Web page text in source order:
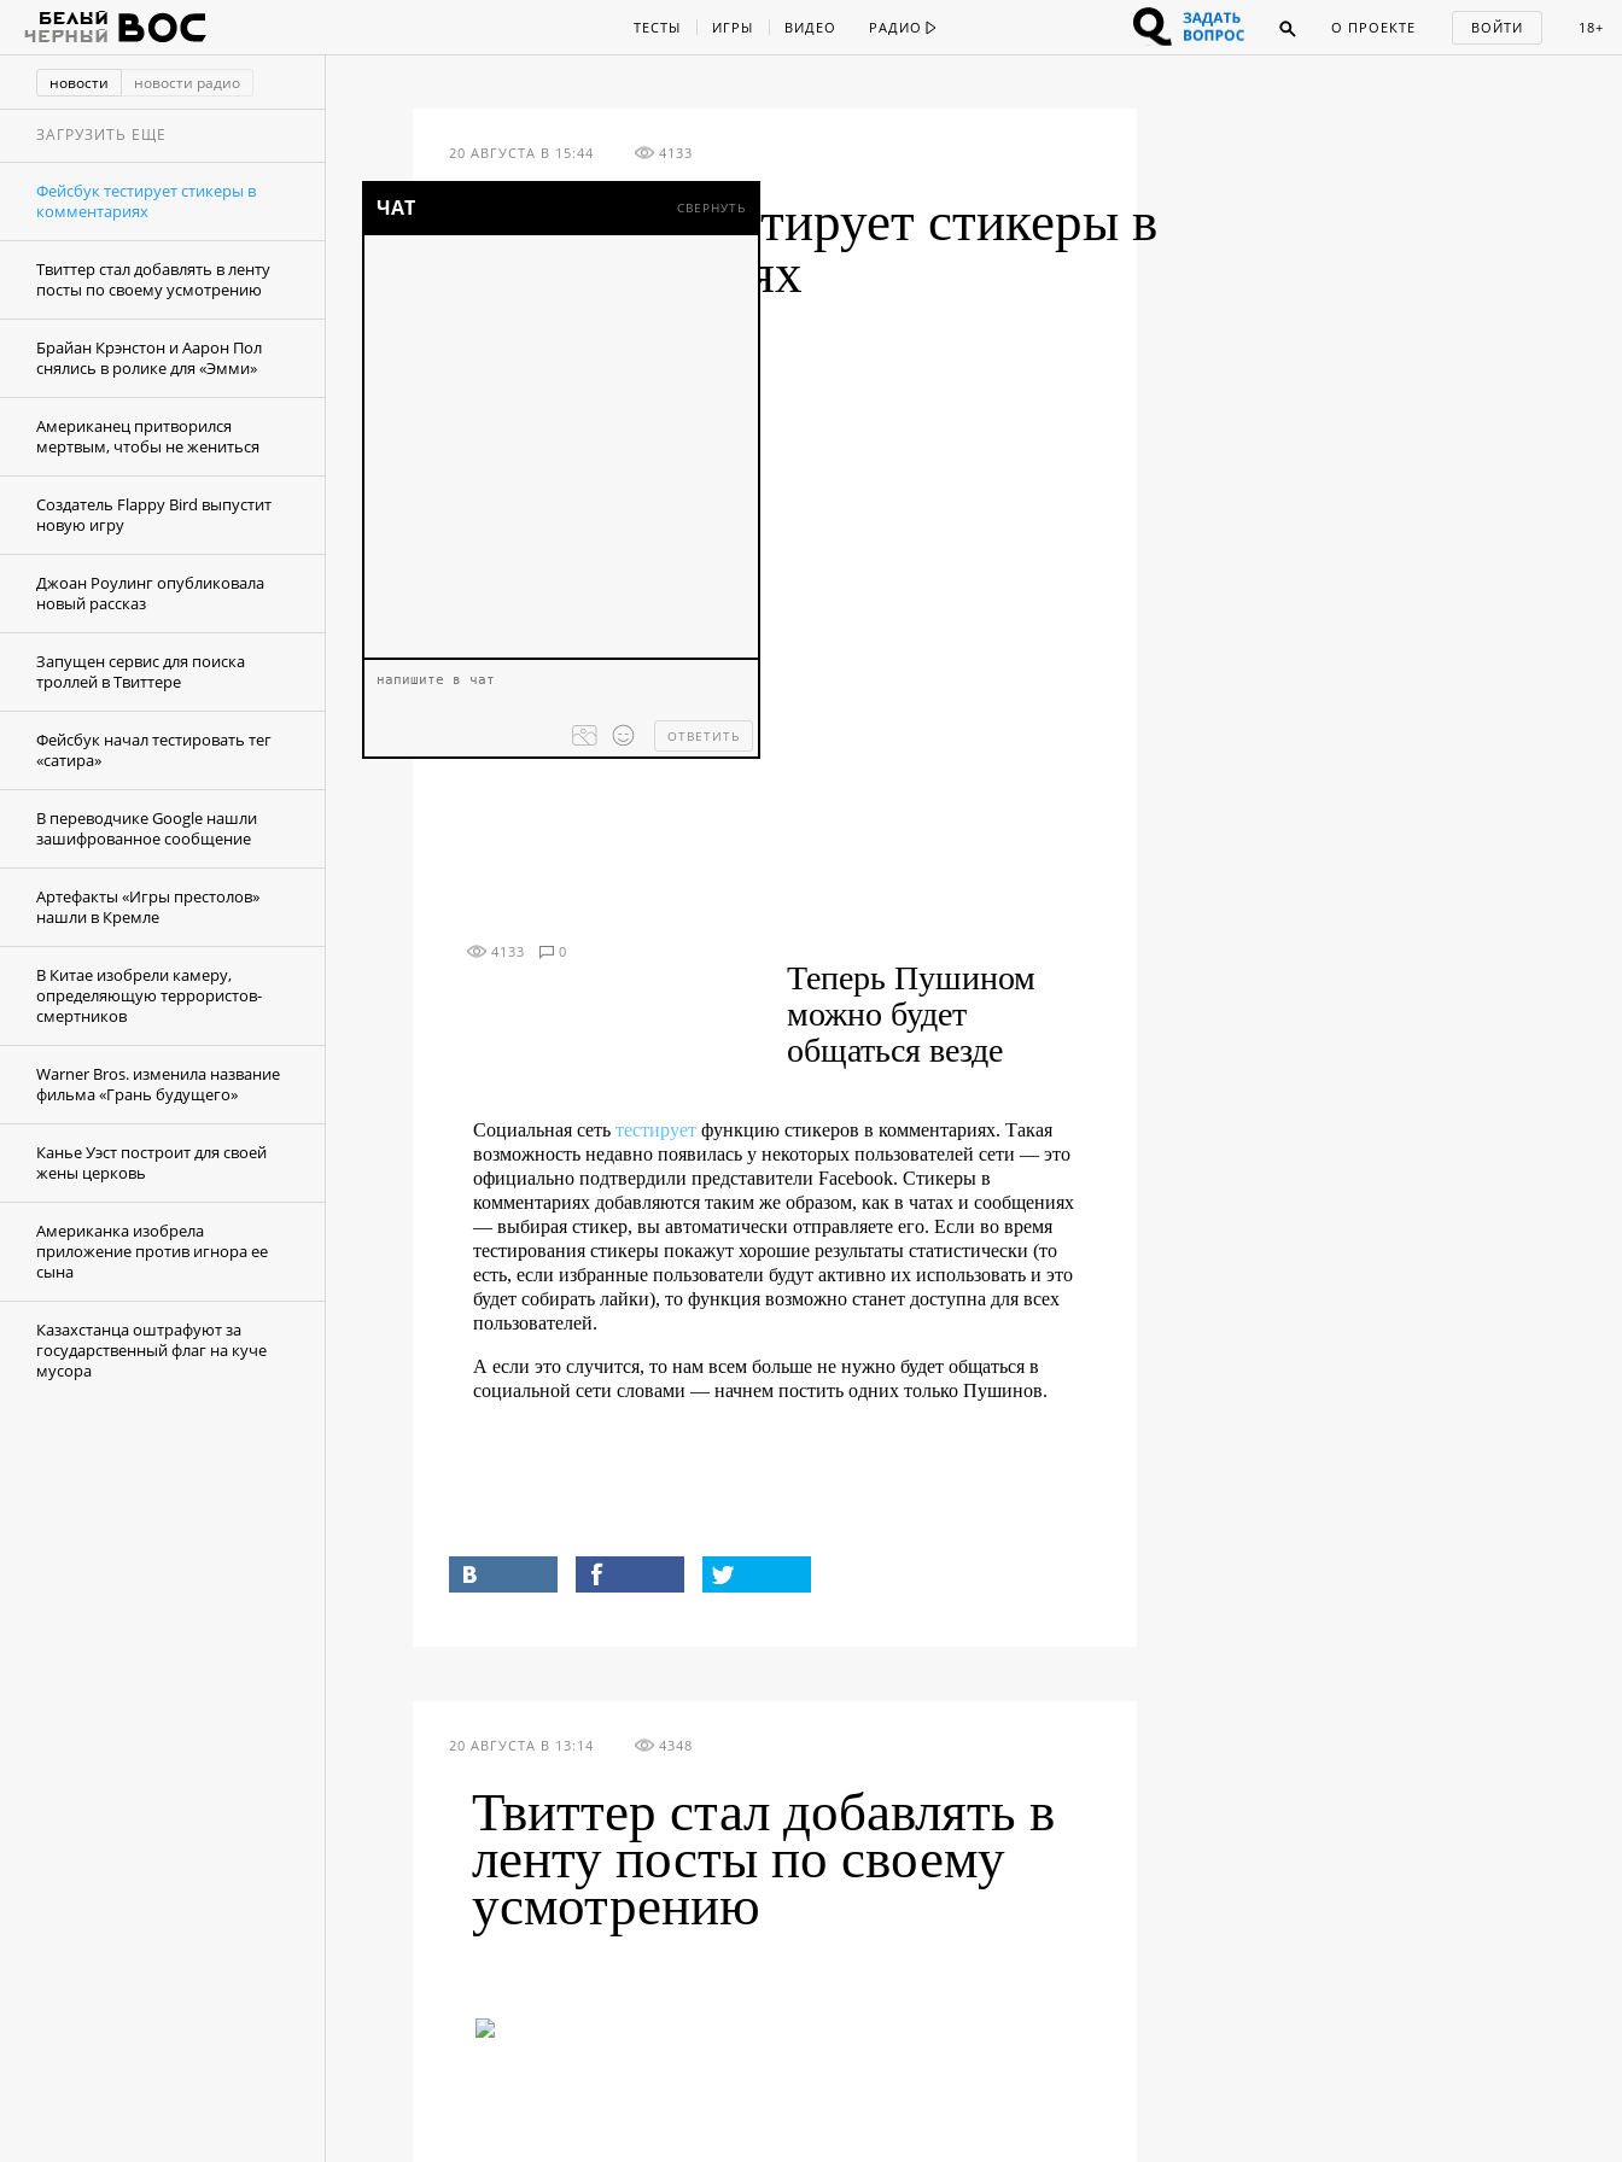
ТЕСТЫ ИГРЫ ВИДЕО РАДИО О ПРОЕКТЕ ВОЙТИ 18+
ЧАТ СВЕРНУТЬ
ОТВЕТИТЬ
новости новости радио
ЗАГРУЗИТЬ ЕЩЕ
Фейсбук тестирует стикеры в
комментариях
Твиттер стал добавлять в ленту
посты по своему усмотрению
Брайан Крэнстон и Аарон Пол
снялись в ролике для «Эмми»
Американец притворился
мертвым, чтобы не жениться
Создатель Flappy Bird выпустит
новую игру
Джоан Роулинг опубликовала
новый рассказ
Запущен сервис для поиска
троллей в Твиттере
Фейсбук начал тестировать тег
«сатира»
В переводчике Google нашли
зашифрованное сообщение
Артефакты «Игры престолов»
нашли в Кремле
В Китае изобрели камеру,
определяющую террористов-
смертников
Warner Bros. изменила название
фильма «Грань будущего»
Канье Уэст построит для своей
жены церковь
Американка изобрела
приложение против игнора ее
сына
Казахстанца оштрафуют за
государственный флаг на куче
мусора
20 АВГУСТА В 15:44 4133
Фейсбук тестирует стикеры в
комментариях
4133 0
Теперь Пушином
можно будет
общаться везде
Социальная сеть тестирует функцию стикеров в комментариях. Такая
возможность недавно появилась у некоторых пользователей сети — это
официально подтвердили представители Facebook. Стикеры в
комментариях добавляются таким же образом, как в чатах и сообщениях
— выбирая стикер, вы автоматически отправляете его. Если во время
тестирования стикеры покажут хорошие результаты статистически (то
есть, если избранные пользователи будут активно их использовать и это
будет собирать лайки), то функция возможно станет доступна для всех
пользователей.
А если это случится, то нам всем больше не нужно будет общаться в
социальной сети словами — начнем постить одних только Пушинов.
20 АВГУСТА В 13:14 4348
Твиттер стал добавлять в
ленту посты по своему
усмотрению